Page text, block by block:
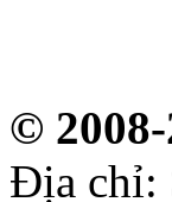
©
Địa chỉ: